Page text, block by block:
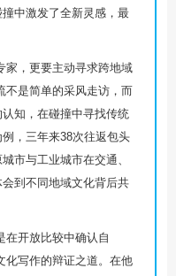
中激发了全新灵感，最
家，更要主动寻求跨地域
不是简单的采风走访，而
知，在碰撞中寻找传统
，三年来38次往返包头
市与工业城市在交通、
到不同地域文化背后共
在开放比较中确认自
化写作的辩证之道。在他